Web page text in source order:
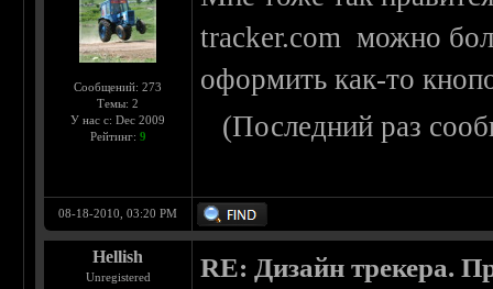
Сообщений: 273
Темы: 2
У нас с: Dec 2009
Рейтинг: 9
tracker.com можно
оформить как-то
(Последний раз
08-18-2010, 03:20 PM
Hellish
Unregistered RE: Дизайн трекера.